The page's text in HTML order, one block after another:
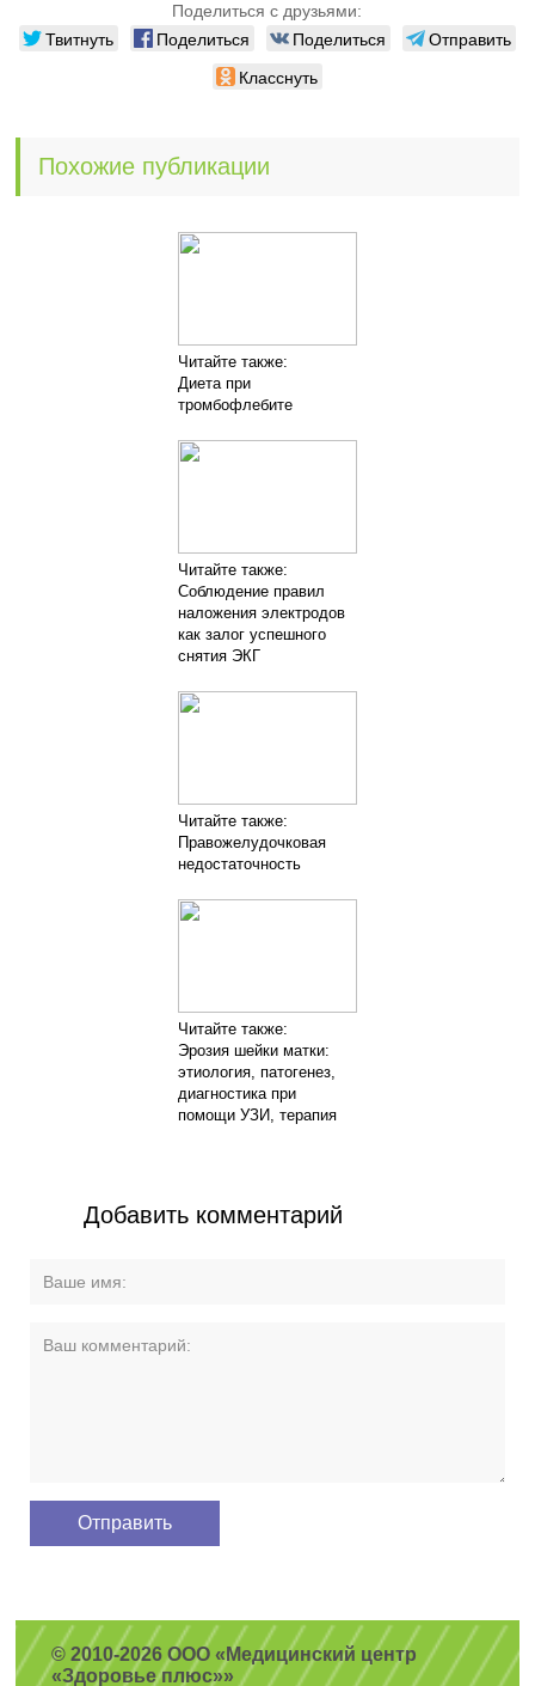
Поделиться с друзьями:
Твитнуть Поделиться Поделиться
Отправить
Класснуть
Похожие публикации
Читайте также:
Диета при
тромбофлебите
Читайте также:
Соблюдение правил
наложения электродов
как залог успешного
снятия ЭКГ
Читайте также:
Правожелудочковая
недостаточность
Читайте также:
Эрозия шейки матки:
этиология, патогенез,
диагностика при
помощи УЗИ, терапия
Добавить комментарий
© 2010-2026 ООО «Медицинский центр
«Здоровье плюс»»